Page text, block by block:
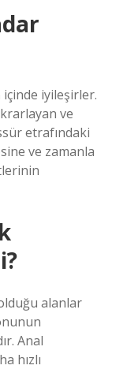
içinde iyileşirler.
ve
etrafındaki
ve zamanla
alanlar
Anal
hızlı